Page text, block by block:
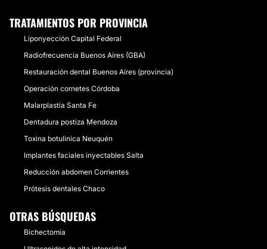
TRATAMIENTOS POR PROVINCIA
Liponyección Capital Federal
Radiofrecuencia Buenos Aires (GBA)
Restauración dental Buenos Aires (provincia)
Operación cornetes Córdoba
Malarplastia Santa Fe
Dentadura postiza Mendoza
Toxina botulinica Neuquén
Implantes faciales inyectables Salta
Reducción abdomen Corrientes
Prótesis dentales Chaco
OTRAS BÚSQUEDAS
Bichectomia